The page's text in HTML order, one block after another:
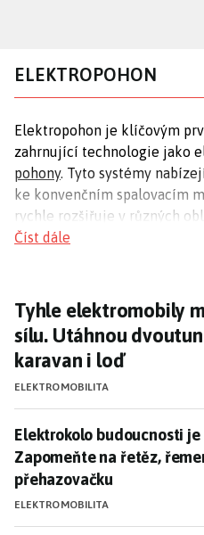
obsahu
ELEKTROPOHON
Elektropohon je klíčovým
zahrnující technologie jako
pohony. Tyto systémy
ke konvenčním spalovacím
rychle rozšiřuje v různých
Hybridní pohony kombinují
motory, což zvyšuje
automobilka BYD
motor hraje hlavní roli a
podpora. Tento systém
Elektrokola
Elektrokolapředstavují
který kombinuje tradiční
pohonem. Nové systémy,
Číst dále
Tyhle elektromobily
Tyhle elektromobily
sílu. Utáhnou
karavan i loď
ELEKTROMOBILITA
Elektrokolo budoucnosti
Elektrokolo budoucnosti je
Zapomeňte na řetěz,
přehazovačku
ELEKTROMOBILITA